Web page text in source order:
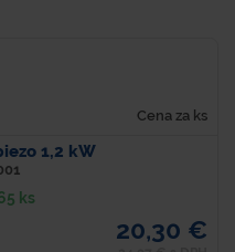
Cena za ks
1,2 kW
ks
20,30 €